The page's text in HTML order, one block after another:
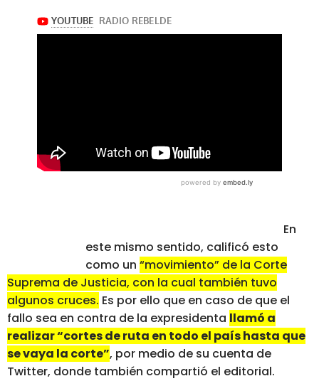
En
este mismo sentido, calificó esto
como un “movimiento” de la Corte
Suprema de Justicia, con la cual también tuvo
algunos cruces. Es por ello que en caso de que el
fallo sea en contra de la expresidenta llamó a
realizar “cortes de ruta en todo el país hasta que
se vaya la corte”, por medio de su cuenta de
Twitter, donde también compartió el editorial.